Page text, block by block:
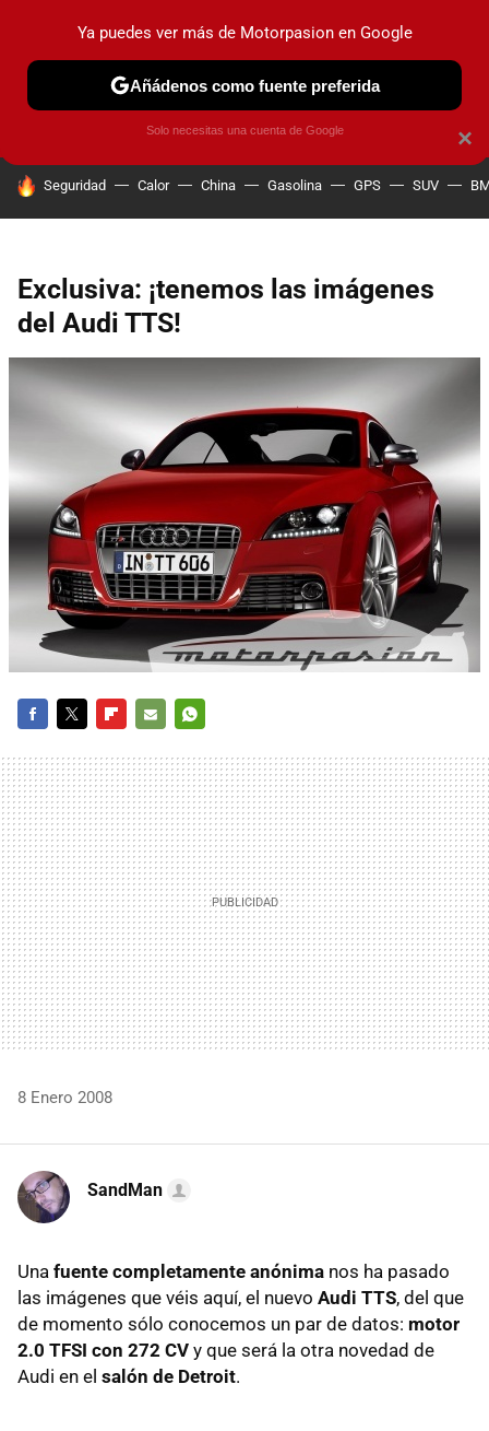
PRUEBAS COCHES ELÉCTRICOS OBSERVATORIO
HOY SE HABLA DE
Seguridad Calor China Gasolina GPS SUV
Exclusiva: ¡tenemos las imágenes
del Audi TTS!
MAIL
8 Enero 2008
SandMan
Una fuente completamente anónima nos ha pasado
las imágenes que véis aquí, el nuevo Audi TTS, del que
de momento sólo conocemos un par de datos: motor
2.0 TFSI con 272 CV y que será la otra novedad de
Audi en el salón de Detroit.
×
Ya puedes ver más de Motorpasion en Google
Añádenos como fuente preferida
Solo necesitas una cuenta de Google